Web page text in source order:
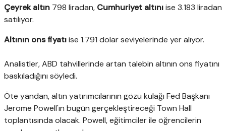
Çeyrek altın 798 liradan, Cumhuriyet altınıise 3.183 liradan
satılıyor.
Altının ons fiyatıise 1.791 dolar seviyelerinde yer alıyor.
Analistler, ABD tahvillerinde artan talebin altının ons fiyatını
baskıladığını söyledi.
Öte yandan, altın yatırımcılarının gözü kulağı Fed Başkanı
Jerome Powell'ın bugün gerçekleştireceği Town Hall
toplantısında olacak. Powell, eğitimciler ile öğrencilerin